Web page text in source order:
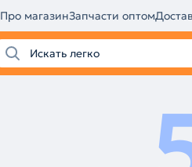
Про магазинЗапчасти оптом